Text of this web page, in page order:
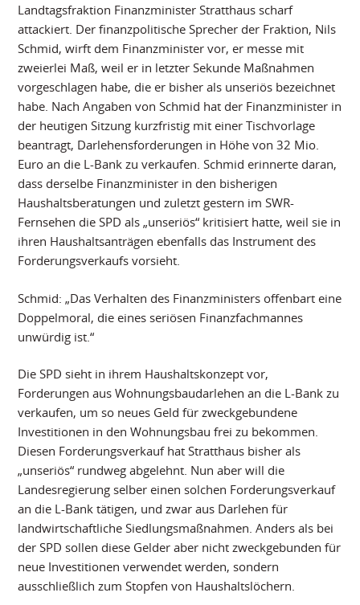
Landtagsfraktion Finanzminister Stratthaus scharf
attackiert. Der finanzpolitische Sprecher der Fraktion, Nils
Schmid, wirft dem Finanzminister vor, er messe mit
zweierlei Maß, weil er in letzter Sekunde Maßnahmen
vorgeschlagen habe, die er bisher als unseriös bezeichnet
habe. Nach Angaben von Schmid hat der Finanzminister in
der heutigen Sitzung kurzfristig mit einer Tischvorlage
beantragt, Darlehensforderungen in Höhe von 32 Mio.
Euro an die L-Bank zu verkaufen. Schmid erinnerte daran,
dass derselbe Finanzminister in den bisherigen
Haushaltsberatungen und zuletzt gestern im SWR-
Fernsehen die SPD als „unseriös“ kritisiert hatte, weil sie in
ihren Haushaltsanträgen ebenfalls das Instrument des
Forderungsverkaufs vorsieht.
Schmid: „Das Verhalten des Finanzministers offenbart eine
Doppelmoral, die eines seriösen Finanzfachmannes
unwürdig ist.“
Die SPD sieht in ihrem Haushaltskonzept vor,
Forderungen aus Wohnungsbaudarlehen an die L-Bank zu
verkaufen, um so neues Geld für zweckgebundene
Investitionen in den Wohnungsbau frei zu bekommen.
Diesen Forderungsverkauf hat Stratthaus bisher als
„unseriös“ rundweg abgelehnt. Nun aber will die
Landesregierung selber einen solchen Forderungsverkauf
an die L-Bank tätigen, und zwar aus Darlehen für
landwirtschaftliche Siedlungsmaßnahmen. Anders als bei
der SPD sollen diese Gelder aber nicht zweckgebunden für
neue Investitionen verwendet werden, sondern
ausschließlich zum Stopfen von Haushaltslöchern.